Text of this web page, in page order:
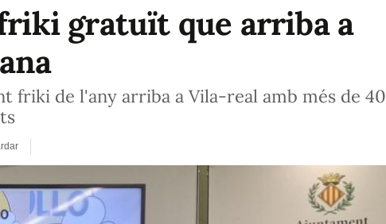
gratuït que arriba a
friki de l'any arriba a Vila-real amb més de 40